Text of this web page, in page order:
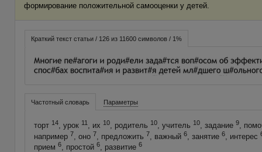
формирование положительной самооценки у детей.
Краткий текст статьи / 126 из 11600 символов / 1%
Частотный словарь Параметры
торт 14, урок 11, их 10, родитель 10, учитель 10, задание 9,
например 7 , оно 7 , предложить 7 , важный 6, занятие 6, интерес
прием 6, простой 6, развитие 6